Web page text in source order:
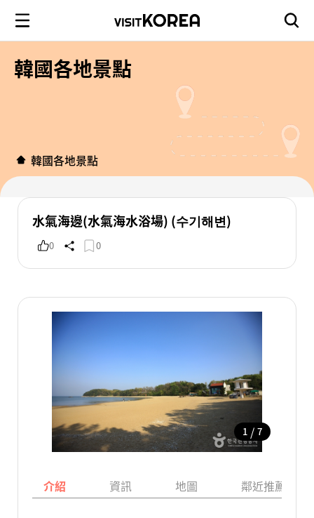
韓國各地景點
韓國各地景點
水氣海邊(水氣海水浴場) (수기해변)
0 0
1 / 7
介紹 資訊 地圖 鄰近推薦景點